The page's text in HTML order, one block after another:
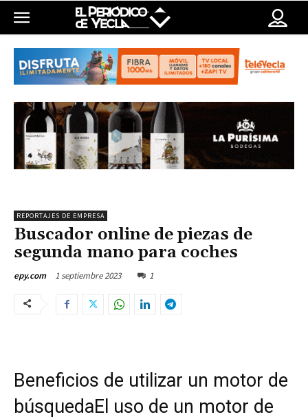
REPORTAJES DE EMPRESA
Buscador online de piezas de
segunda mano para coches
epy.com 1 septiembre 2023 1
Beneficios de utilizar un motor de
búsquedaEl uso de un motor de